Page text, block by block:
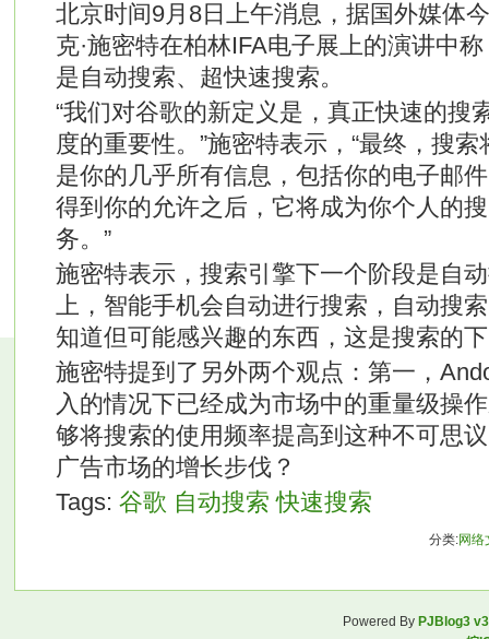
北京时间9月8日上午消息，据国外媒体
克·施密特在柏林IFA电子展上的演讲中
是自动搜索、超快速搜索。
“我们对谷歌的新定义是，真正快速的搜
度的重要性。”施密特表示，“最终，搜
是你的几乎所有信息，包括你的电子邮
得到你的允许之后，它将成为你个人的
务。”
施密特表示，搜索引擎下一个阶段是自
上，智能手机会自动进行搜索，自动搜
知道但可能感兴趣的东西，这是搜索的
施密特提到了另外两个观点：第一，
入的情况下已经成为市场中的重量级操
够将搜索的使用频率提高到这种不可思
广告市场的增长步伐？
Tags: 谷歌 自动搜索 快速搜索
分类:网络
Powered By PJBlog3